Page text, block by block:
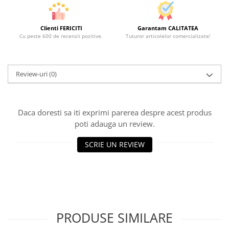
Clienti FERICITI
Cu peste 600 de recenzii pozitive.
Garantam CALITATEA
Tuturor articolelor comercializate!
Review-uri(0)
Daca doresti sa iti exprimi parerea despre acest produs
poti adauga un review.
SCRIE UN REVIEW
PRODUSE SIMILARE